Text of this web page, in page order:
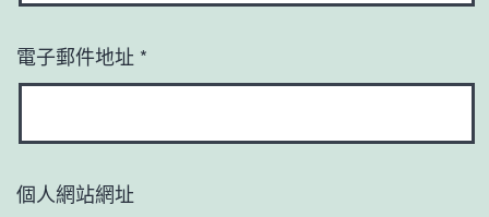
電子郵件地址 *
個人網站網址